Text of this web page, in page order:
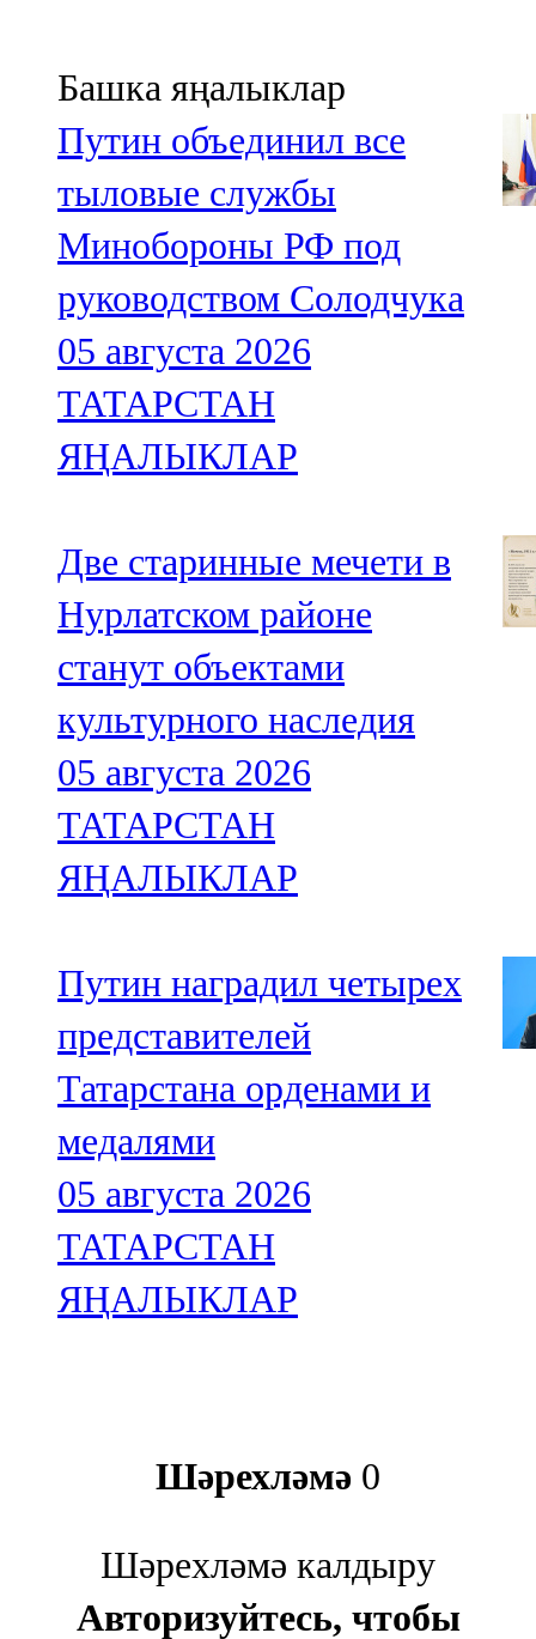
Башка яңалыклар
Путин объединил все
тыловые службы
Минобороны РФ под
руководством Солодчука
05 августа 2026
ТАТАРСТАН
ЯҢАЛЫКЛАР
Две старинные мечети в
Нурлатском районе
станут объектами
культурного наследия
05 августа 2026
ТАТАРСТАН
ЯҢАЛЫКЛАР
Путин наградил четырех
представителей
Татарстана орденами и
медалями
05 августа 2026
ТАТАРСТАН
ЯҢАЛЫКЛАР
Шәрехләмә 0
Шәрехләмә калдыру
Авторизуйтесь, чтобы